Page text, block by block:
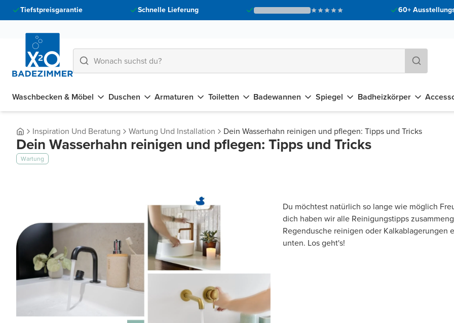
Tiefstpreisgarantie Schnelle Lieferung 60+
Waschbecken & Möbel Duschen Armaturen Toiletten Badewannen Spiegel Badheizkörper
Inspiration Und Beratung Wartung Und Installation Dein Wasserhahn reinigen und pflegen: Tipps und Tricks
Dein Wasserhahn reinigen und pflegen: Tipps und Tricks
Wartung
Du möchtest natürlich so lange wie möglich
dich haben wir alle Reinigungstipps
Regendusche reinigen oder Kalkablagerungen
unten. Los geht's!